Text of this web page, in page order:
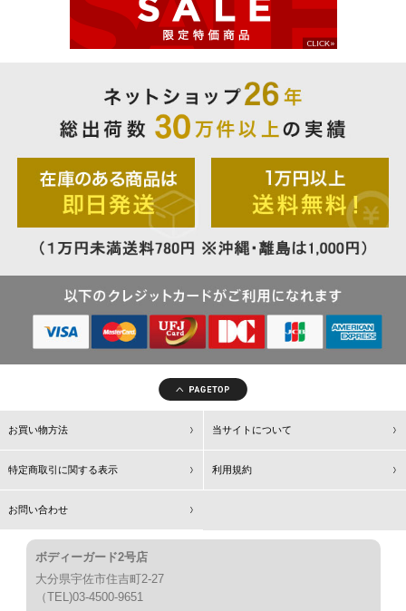
お買い物方法 当サイトについて
特定商取引に関する表示 利用規約
お問い合わせ
ボディーガード2号店
大分県宇佐市住吉町2-27
（TEL)03-4500-9651